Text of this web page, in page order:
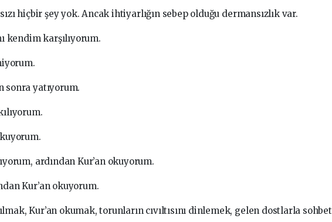
hiçbir şey yok. Ancak ihtiyarlığın sebep olduğu dermansızlık var.
kendim karşılıyorum.
sonra yatıyorum.
ardından Kur’an okuyorum.
Kur’an okuyorum.
Kur’an okumak, torunların cıvıltısını dinlemek, gelen dostlarla sohbet